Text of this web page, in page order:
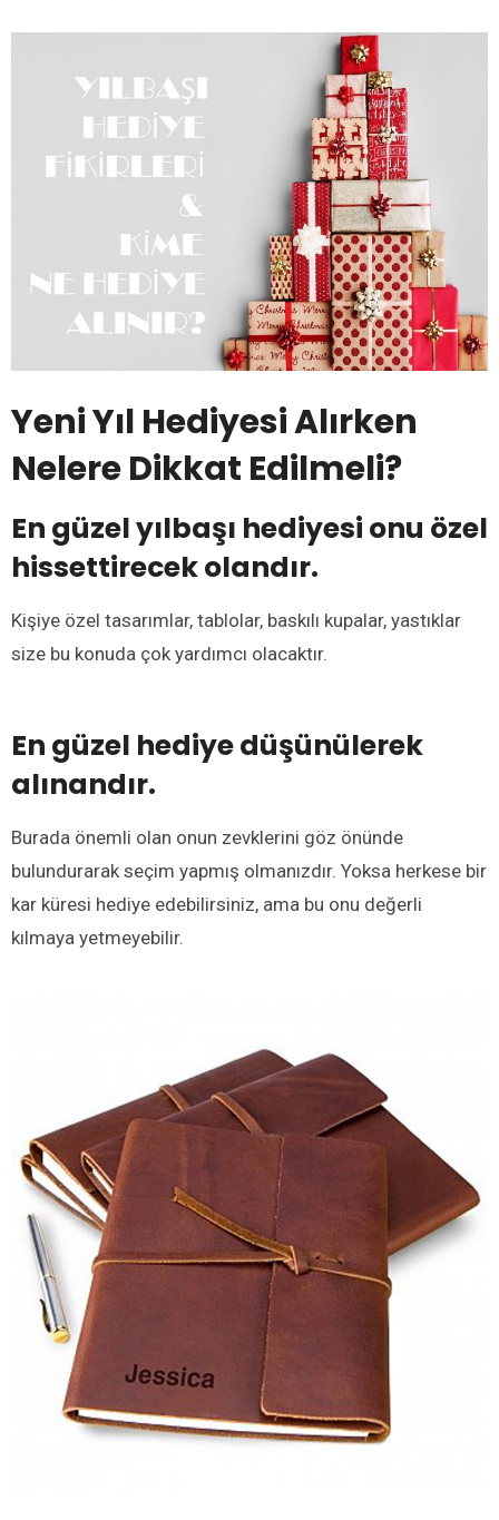
Yeni Yıl Hediyesi Alırken
Nelere Dikkat Edilmeli?
En güzel yılbaşı hediyesi onu özel
hissettirecek olandır.
Kişiye özel tasarımlar, tablolar, baskılı kupalar, yastıklar
size bu konuda çok yardımcı olacaktır.
En güzel hediye düşünülerek
alınandır.
Burada önemli olan onun zevklerini göz önünde
bulundurarak seçim yapmış olmanızdır. Yoksa herkese bir
kar küresi hediye edebilirsiniz, ama bu onu değerli
kılmaya yetmeyebilir.